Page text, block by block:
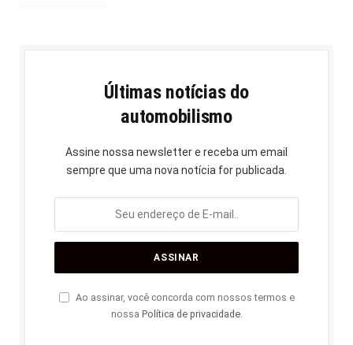
Últimas notícias do
automobilismo
Assine nossa newsletter e receba um email
sempre que uma nova notícia for publicada.
Ao assinar, você concorda com nossos termos e
nossa Política de privacidade.